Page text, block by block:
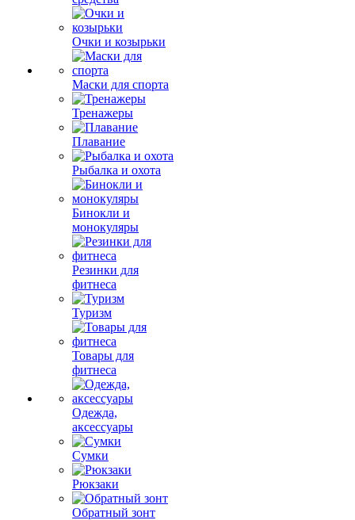
Очки и козырьки
Маски для спорта
Тренажеры
Плавание
Рыбалка и охота
Бинокли и
монокуляры
Резинки для
фитнеса
Туризм
Товары для
фитнеса
Одежда,
аксессуары
Сумки
Рюкзаки
Обратный зонт